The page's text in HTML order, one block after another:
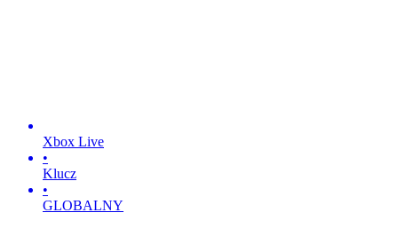
Xbox Live
•
Klucz
•
GLOBALNY